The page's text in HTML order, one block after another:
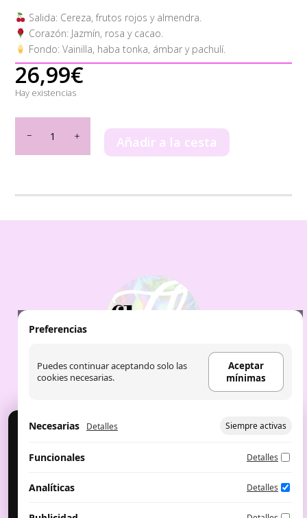
Salida: Cereza, frutos rojos y almendra.
Corazón: Jazmín, rosa y cacao.
Fondo: Vainilla, haba tonka, ámbar y pachulí.
26,99€
Hay existencias
Cherry
Intense
Añadir a la cesta
privacidad
Cookies
aceptar, rechazar o configurar.
Configurar preferencias Aceptar mínimas
Preferencias
Puedes continuar aceptando solo las
cookies necesarias.
Aceptar
mínimas
Necesarias Detalles Siempre activas
Funcionales Detalles
Analíticas Detalles